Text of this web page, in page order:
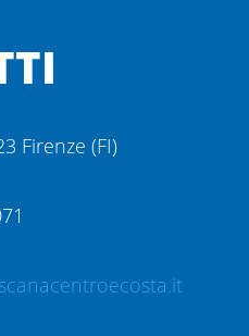
Firenze (FI)